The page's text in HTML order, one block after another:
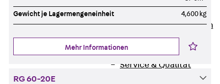
Unternehmen
Zurück Unternehmen
Über PohlCon
Werte & Philosophie
Service & Qualität
Gewicht je Lagermengeneinheit 4,600 kg
Mehr Informationen
RG 60-20E